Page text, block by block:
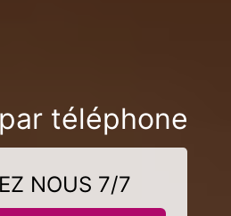
téléphone
NOUS 7/7